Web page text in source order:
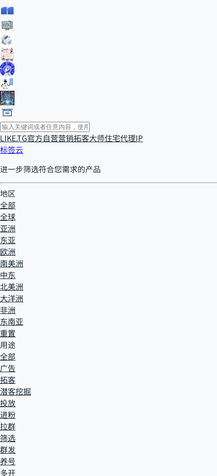
LIKE.TG官方自营营销拓客大师住宅代理IP
标签云
进一步筛选符合您需求的产品
地区
全部
全球
亚洲
东亚
欧洲
南美洲
中东
北美洲
大洋洲
非洲
东南亚
重置
用途
全部
广告
拓客
潜客挖掘
投放
进粉
拉群
筛选
群发
养号
多开